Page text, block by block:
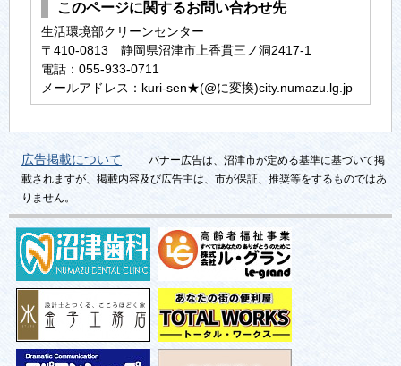
このページに関するお問い合わせ先
生活環境部クリーンセンター
〒410-0813 静岡県沼津市上香貫三ノ洞2417-1
電話：055-933-0711
メールアドレス：kuri-sen★(@に変換)city.numazu.lg.jp
広告掲載について
バナー広告は、沼津市が定める基準に基づいて掲
載されますが、掲載内容及び広告主は、市が保証、推奨等をするものではあ
りません。